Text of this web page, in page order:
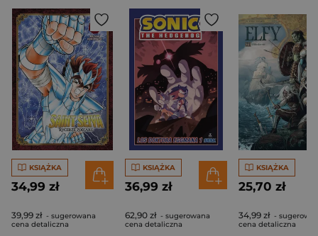
KSIĄŻKA
34,99 zł
39,99 zł - sugerowana
cena detaliczna
KSIĄŻKA
36,99 zł
62,90 zł - sugerowana
cena detaliczna
KSIĄŻKA
25,70 zł
34,99 zł -
cena detaliczna